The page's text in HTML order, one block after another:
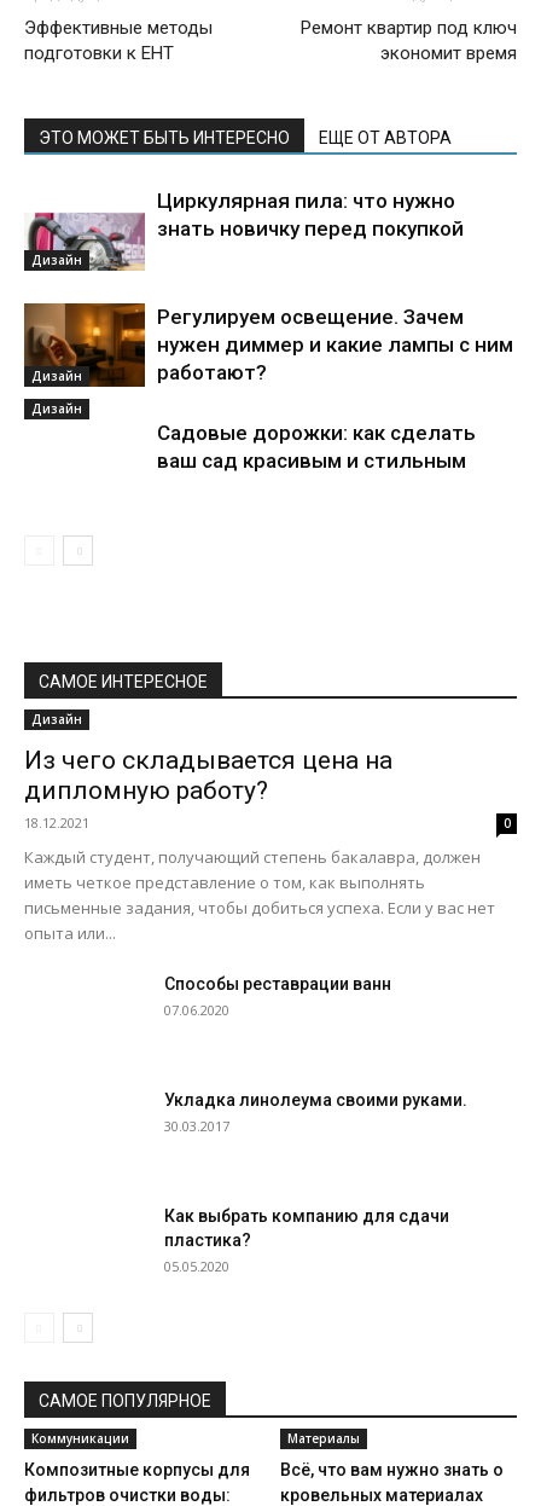
Эффективные методы
подготовки к ЕНТ
Ремонт квартир под ключ
экономит время
ЭТО МОЖЕТ БЫТЬ ИНТЕРЕСНО ЕЩЕ ОТ АВТОРА
Дизайн
Циркулярная пила: что нужно
знать новичку перед покупкой
Дизайн
Регулируем освещение. Зачем
нужен диммер и какие лампы с ним
работают?
Дизайн
Садовые дорожки: как сделать
ваш сад красивым и стильным
САМОЕ ИНТЕРЕСНОЕ
Дизайн
Из чего складывается цена на
дипломную работу?
18.12.2021 0
Каждый студент, получающий степень бакалавра, должен
иметь четкое представление о том, как выполнять
письменные задания, чтобы добиться успеха. Если у вас нет
опыта или...
Способы реставрации ванн
07.06.2020
Укладка линолеума своими руками.
30.03.2017
Как выбрать компанию для сдачи
пластика?
05.05.2020
САМОЕ ПОПУЛЯРНОЕ
Коммуникации
Композитные корпусы для
фильтров очистки воды:
Материалы
Всё, что вам нужно знать о
кровельных материалах